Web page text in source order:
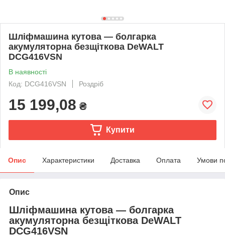
Шліфмашина кутова — болгарка
акумуляторна безщіткова DeWALT
DCG416VSN
В наявності
Код: DCG416VSN
Роздріб
15 199,08 ₴
Купити
Опис Характеристики Доставка Оплата Умови
Опис
Шліфмашина кутова — болгарка
акумуляторна безщіткова DeWALT
DCG416VSN